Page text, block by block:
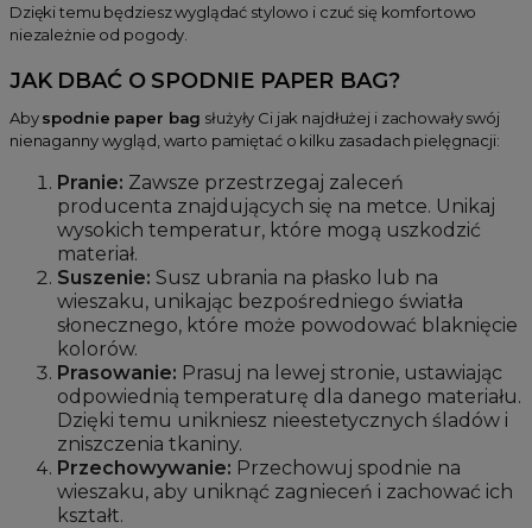
Dzięki temu będziesz wyglądać stylowo i czuć się komfortowo
niezależnie od pogody.
JAK DBAĆ O SPODNIE PAPER BAG?
Abyspodnie paper bag służyły Ci jak najdłużej i zachowały swój
nienaganny wygląd, warto pamiętać o kilku zasadach pielęgnacji:
Pranie: Zawsze przestrzegaj zaleceń
producenta znajdujących się na metce. Unikaj
wysokich temperatur, które mogą uszkodzić
materiał.
Suszenie: Susz ubrania na płasko lub na
wieszaku, unikając bezpośredniego światła
słonecznego, które może powodować blaknięcie
kolorów.
Prasowanie: Prasuj na lewej stronie, ustawiając
odpowiednią temperaturę dla danego materiału.
Dzięki temu unikniesz nieestetycznych śladów i
zniszczenia tkaniny.
Przechowywanie: Przechowuj spodnie na
wieszaku, aby uniknąć zagnieceń i zachować ich
kształt.